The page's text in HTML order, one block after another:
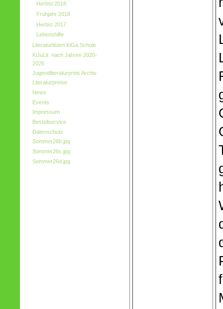
Herbst 2018
Frühjahr 2018
Herbst 2017
Lebenshilfe
Literaturlisten KiGa Schule
KiJuLit. nach Jahren 2020-
2025
Jugendliteraturpreis Archiv
Literaturpreise
News
Events
Impressum
Bestellservice
Datenschutz
Sommer26b.jpg
Sommer26c.jpg
Sommer26d.jpg